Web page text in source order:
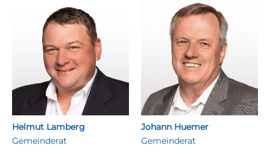
Helmut Lamberg
Gemeinderat
Johann Huemer
Gemeinderat